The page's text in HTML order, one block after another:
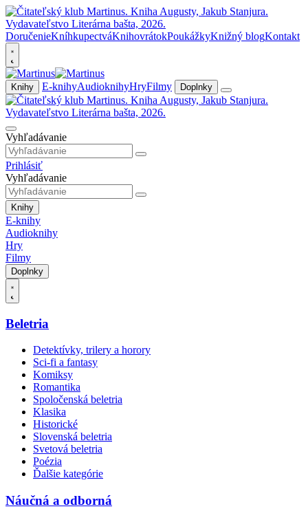
DoručenieKníhkupectváKnihovrátokPoukážkyKnižný blogKontakt
Knihy E-knihyAudioknihyHryFilmy Doplnky
Vyhľadávanie
Prihlásiť
Vyhľadávanie
Knihy
E-knihy
Audioknihy
Hry
Filmy
Doplnky
Beletria
Detektívky, trilery a horory
Sci-fi a fantasy
Komiksy
Romantika
Spoločenská beletria
Klasika
Historické
Slovenská beletria
Svetová beletria
Poézia
Ďalšie kategórie
Náučná a odborná